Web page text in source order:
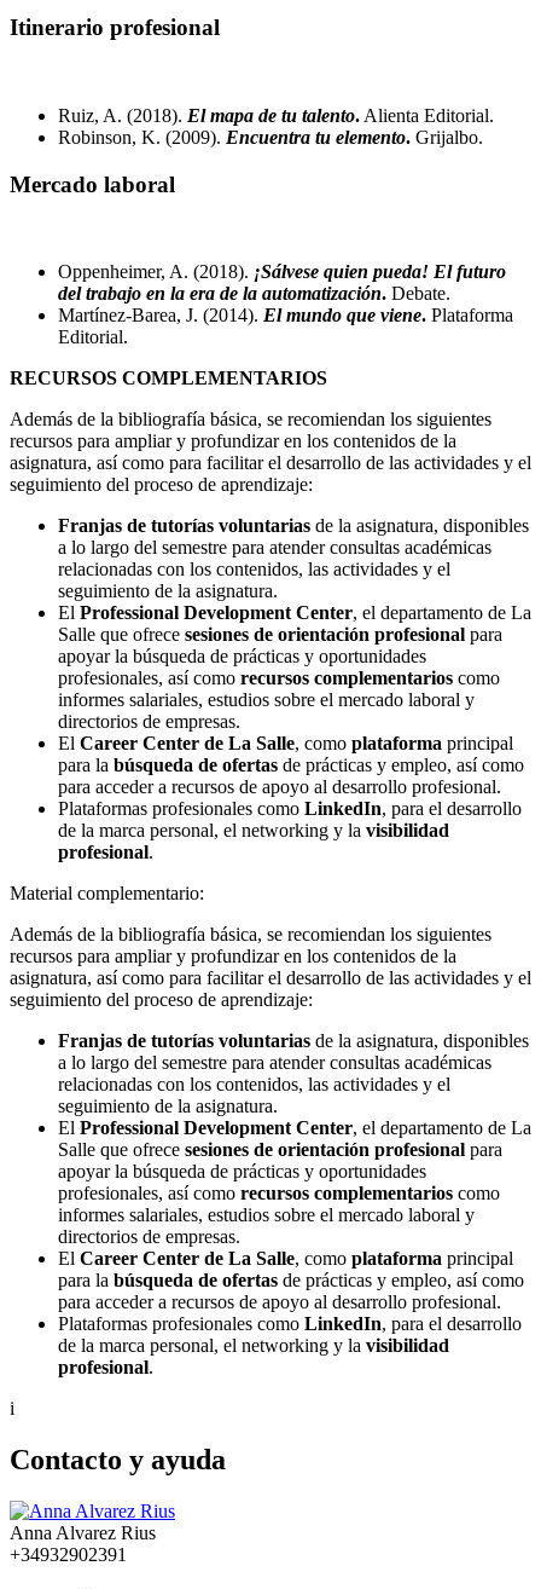
Itinerario profesional
Ruiz, A. (2018). El mapa de tu talento. Alienta Editorial.
Robinson, K. (2009). Encuentra tu elemento. Grijalbo.
Mercado laboral
Oppenheimer, A. (2018). ¡Sálvese quien pueda! El futuro
del trabajo en la era de la automatización. Debate.
Martínez-Barea, J. (2014). El mundo que viene. Plataforma
Editorial.
RECURSOS COMPLEMENTARIOS
Además de la bibliografía básica, se recomiendan los siguientes
recursos para ampliar y profundizar en los contenidos de la
asignatura, así como para facilitar el desarrollo de las actividades y el
seguimiento del proceso de aprendizaje:
Franjas de tutorías voluntarias de la asignatura, disponibles
a lo largo del semestre para atender consultas académicas
relacionadas con los contenidos, las actividades y el
seguimiento de la asignatura.
El Professional Development Center, el departamento de La
Salle que ofrece sesiones de orientación profesional para
apoyar la búsqueda de prácticas y oportunidades
profesionales, así como recursos complementarios como
informes salariales, estudios sobre el mercado laboral y
directorios de empresas.
El Career Center de La Salle, como plataforma principal
para la búsqueda de ofertas de prácticas y empleo, así como
para acceder a recursos de apoyo al desarrollo profesional.
Plataformas profesionales como LinkedIn, para el desarrollo
de la marca personal, el networking y la visibilidad
profesional.
Material complementario:
Además de la bibliografía básica, se recomiendan los siguientes
recursos para ampliar y profundizar en los contenidos de la
asignatura, así como para facilitar el desarrollo de las actividades y el
seguimiento del proceso de aprendizaje:
Franjas de tutorías voluntarias de la asignatura, disponibles
a lo largo del semestre para atender consultas académicas
relacionadas con los contenidos, las actividades y el
seguimiento de la asignatura.
El Professional Development Center, el departamento de La
Salle que ofrece sesiones de orientación profesional para
apoyar la búsqueda de prácticas y oportunidades
profesionales, así como recursos complementarios como
informes salariales, estudios sobre el mercado laboral y
directorios de empresas.
El Career Center de La Salle, como plataforma principal
para la búsqueda de ofertas de prácticas y empleo, así como
para acceder a recursos de apoyo al desarrollo profesional.
Plataformas profesionales como LinkedIn, para el desarrollo
de la marca personal, el networking y la visibilidad
profesional.
i
Contacto y ayuda
Anna Alvarez Rius
+34932902391